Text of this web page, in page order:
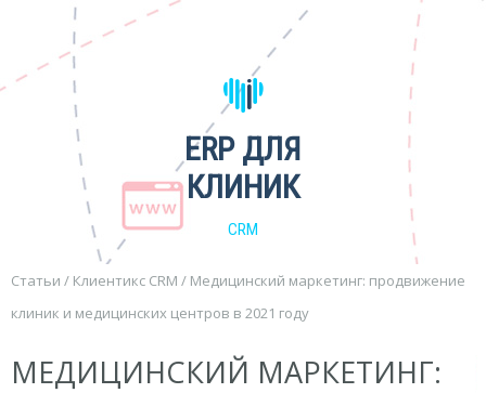
ERP ДЛЯ
КЛИНИК
CRM
Статьи / Клиентикс CRM / Медицинский маркетинг: продвижение
клиник и медицинских центров в 2021 году
МЕДИЦИНСКИЙ МАРКЕТИНГ: